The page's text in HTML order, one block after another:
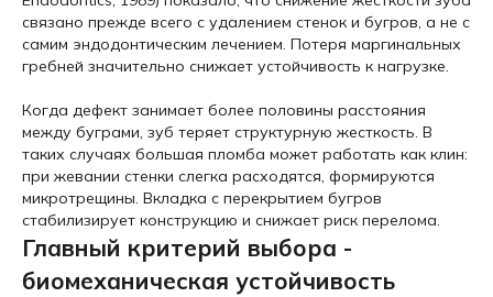
связано прежде всего с удалением стенок и бугров, а не с
самим эндодонтическим лечением. Потеря маргинальных
гребней значительно снижает устойчивость к нагрузке.
Когда дефект занимает более половины расстояния
между буграми, зуб теряет структурную жесткость. В
таких случаях большая пломба может работать как клин:
при жевании стенки слегка расходятся, формируются
микротрещины. Вкладка с перекрытием бугров
стабилизирует конструкцию и снижает риск перелома.
Главный критерий выбора -
биомеханическая устойчивость